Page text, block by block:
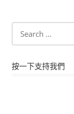
按一下支持我們